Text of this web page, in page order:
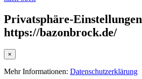
Privatsphäre-Einstellungen
https://bazonbrock.de/
×
Mehr Informationen: Datenschutzerklärung